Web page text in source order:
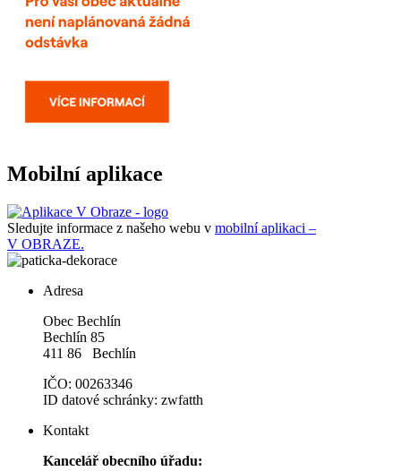
Mobilní aplikace
Sledujte informace z našeho webu v mobilní aplikaci –
V OBRAZE.
Adresa
Obec Bechlín
Bechlín 85
411 86 Bechlín
IČO: 00263346
ID datové schránky: zwfatth
Kontakt
Kancelář obecního úřadu: